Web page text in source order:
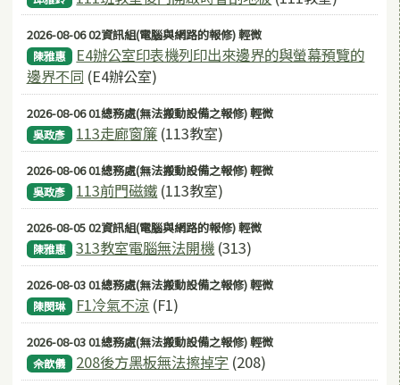
2026-08-06 02資訊組(電腦與網路的報修) 輕微
陳雅惠
E4辦公室印表機列印出來邊界的與螢幕預覽的
邊界不同 (E4辦公室)
2026-08-06 01總務處(無法搬動設備之報修) 輕微
吳政彥 113走廊窗簾 (113教室)
2026-08-06 01總務處(無法搬動設備之報修) 輕微
吳政彥 113前門磁鐵 (113教室)
2026-08-05 02資訊組(電腦與網路的報修) 輕微
陳雅惠 313教室電腦無法開機 (313)
2026-08-03 01總務處(無法搬動設備之報修) 輕微
陳閔琳 F1冷氣不涼 (F1)
2026-08-03 01總務處(無法搬動設備之報修) 輕微
佘歆儀 208後方黑板無法擦掉字 (208)